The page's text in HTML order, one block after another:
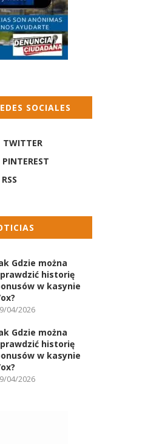
SOCIALES
TWITTER
PINTEREST
RSS
Gdzie można
historię
w kasynie
04/2026
Gdzie można
historię
w kasynie
04/2026